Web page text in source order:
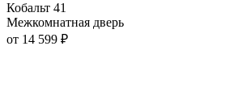
Кобальт 41
Межкомнатная дверь
от 14 599 ₽